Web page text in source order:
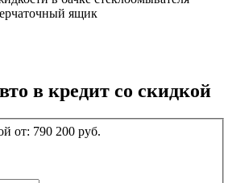
ящик
в кредит со скидкой
от: 790 200 руб.